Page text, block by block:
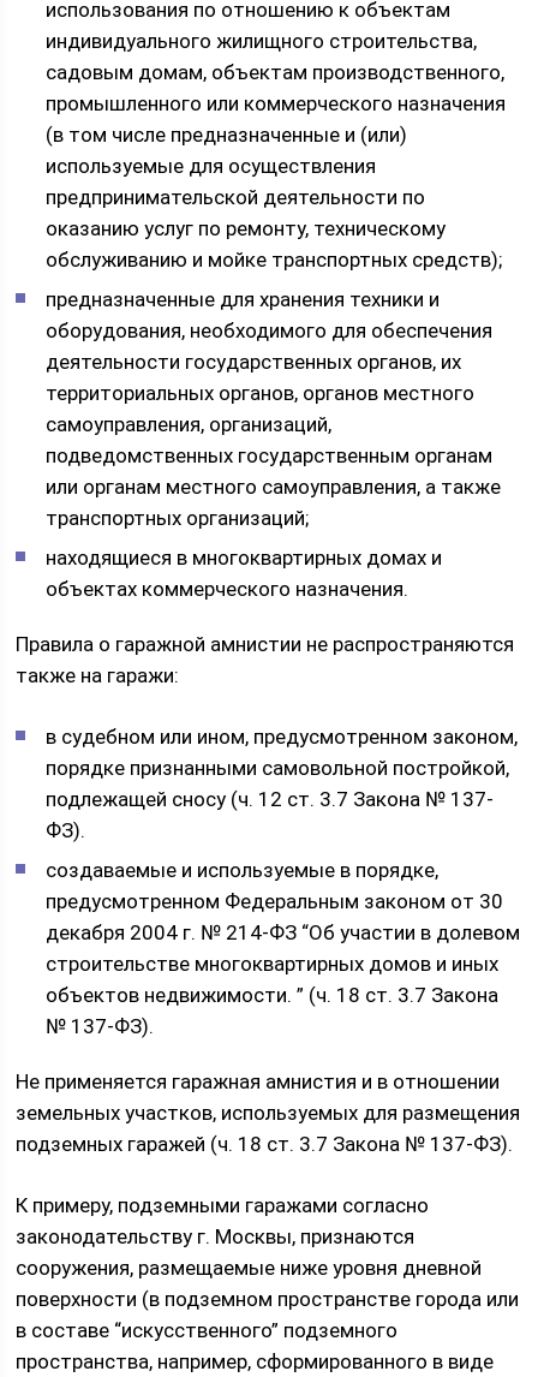
использования по отношению к объектам
индивидуального жилищного строительства,
садовым домам, объектам производственного,
промышленного или коммерческого назначения
(в том числе предназначенные и (или)
используемые для осуществления
предпринимательской деятельности по
оказанию услуг по ремонту, техническому
обслуживанию и мойке транспортных средств);
предназначенные для хранения техники и
оборудования, необходимого для обеспечения
деятельности государственных органов, их
территориальных органов, органов местного
самоуправления, организаций,
подведомственных государственным органам
или органам местного самоуправления, а также
транспортных организаций;
находящиеся в многоквартирных домах и
объектах коммерческого назначения.
Правила о гаражной амнистии не распространяются
также на гаражи:
в судебном или ином, предусмотренном законом,
порядке признанными самовольной постройкой,
подлежащей сносу (ч. 12 ст. 3.7 Закона № 137-
ФЗ).
создаваемые и используемые в порядке,
предусмотренном Федеральным законом от 30
декабря 2004 г. № 214-ФЗ “Об участии в долевом
строительстве многоквартирных домов и иных
объектов недвижимости. ” (ч. 18 ст. 3.7 Закона
№ 137-ФЗ).
Не применяется гаражная амнистия и в отношении
земельных участков, используемых для размещения
подземных гаражей (ч. 18 ст. 3.7 Закона № 137-ФЗ).
К примеру, подземными гаражами согласно
законодательству г. Москвы, признаются
сооружения, размещаемые ниже уровня дневной
поверхности (в подземном пространстве города или
в составе “искусственного” подземного
пространства, например, сформированного в виде